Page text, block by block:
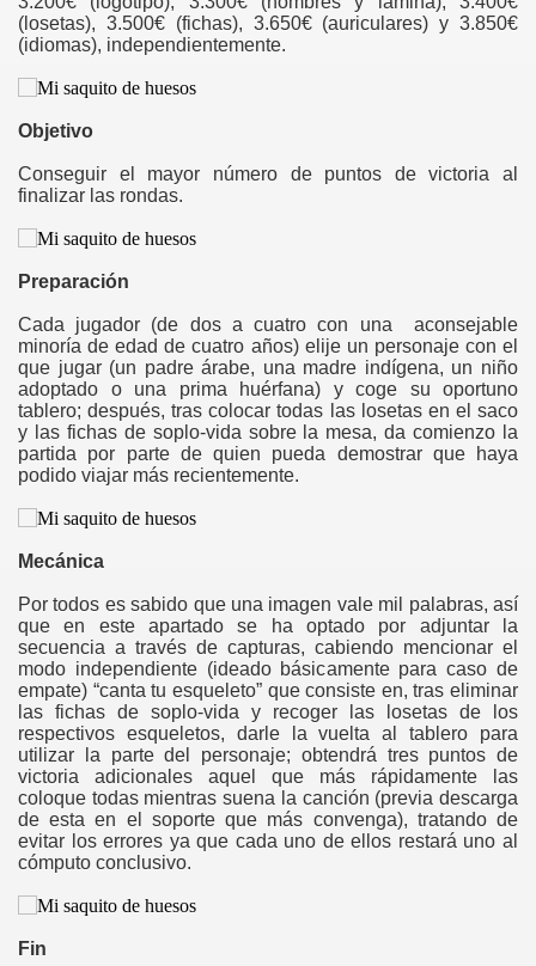
(losetas), 3.500€ (fichas), 3.650€ (auriculares) y 3.850€
(idiomas), independientemente.
Objetivo
Conseguir el mayor número de puntos de victoria al
finalizar las rondas.
Preparación
Cada jugador (de dos a cuatro con una aconsejable
minoría de edad de cuatro años) elije un personaje con el
que jugar (un padre árabe, una madre indígena, un niño
adoptado o una prima huérfana) y coge su oportuno
tablero; después, tras colocar todas las losetas en el saco
y las fichas de soplo-vida sobre la mesa, da comienzo la
partida por parte de quien pueda demostrar que haya
podido viajar más recientemente.
Mecánica
Por todos es sabido que una imagen vale mil palabras, así
que en este apartado se ha optado por adjuntar la
secuencia a través de capturas, cabiendo mencionar el
modo independiente (ideado básicamente para caso de
empate) “canta tu esqueleto” que consiste en, tras eliminar
las fichas de soplo-vida y recoger las losetas de los
respectivos esqueletos, darle la vuelta al tablero para
utilizar la parte del personaje; obtendrá tres puntos de
victoria adicionales aquel que más rápidamente las
coloque todas mientras suena la canción (previa descarga
de esta en el soporte que más convenga), tratando de
evitar los errores ya que cada uno de ellos restará uno al
cómputo conclusivo.
Fin